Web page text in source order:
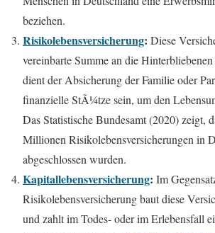
beziehen.
Risikolebensversicherung: Diese
vereinbarte Summe an die
dient der Absicherung der Familie oder
finanzielle StÃ¼tze sein, um den
Das Statistische Bundesamt (2020) zeigt,
Millionen Risikolebensversicherungen in
abgeschlossen wurden.
Kapitallebensversicherung: Im
Risikolebensversicherung baut diese
und zahlt im Todes- oder im Erlebensfall